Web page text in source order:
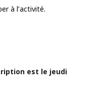
à l’activité.
est le jeudi